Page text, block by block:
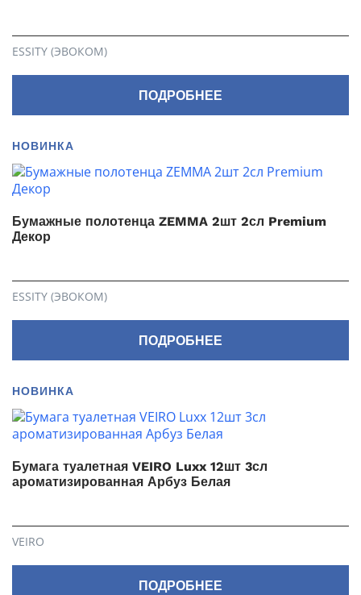
ESSITY (ЭВОКОМ)
ПОДРОБНЕЕ
НОВИНКА
Бумажные полотенца ZEMMA 2шт 2сл Premium
Декор
ESSITY (ЭВОКОМ)
ПОДРОБНЕЕ
НОВИНКА
Бумага туалетная VEIRO Luxx 12шт 3сл
ароматизированная Арбуз Белая
VEIRO
ПОДРОБНЕЕ